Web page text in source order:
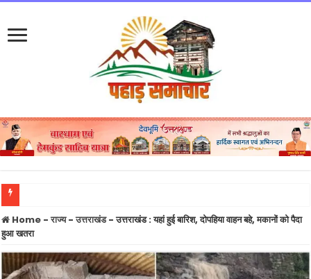
उत्तराखंड में घर बसाना चाहते हैं ऋषभ पंत, तीन साल से तलाश रहे जमीन, अब सीएम धामी से मांगी
Home - राज्य- उत्तराखंड- उत्तराखंड : यहां हुई बारिश, दोपहिया वाहन बहे, मकानों को पैदा
हुआ खतरा